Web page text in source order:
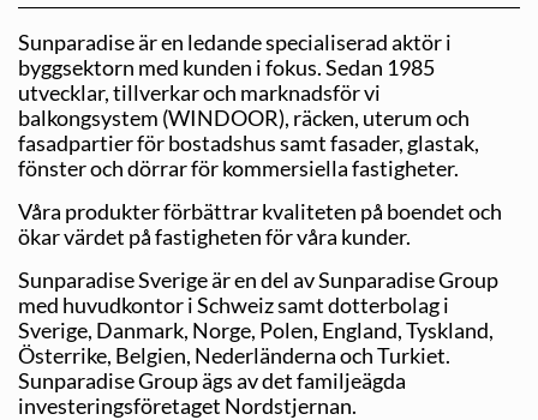
Sunparadise är en ledande specialiserad aktör i
byggsektorn med kunden i fokus. Sedan 1985
utvecklar, tillverkar och marknadsför vi
balkongsystem (WINDOOR), räcken, uterum och
fasadpartier för bostadshus samt fasader, glastak,
fönster och dörrar för kommersiella fastigheter.
Våra produkter förbättrar kvaliteten på boendet och
ökar värdet på fastigheten för våra kunder.
Sunparadise Sverige är en del av Sunparadise Group
med huvudkontor i Schweiz samt dotterbolag i
Sverige, Danmark, Norge, Polen, England, Tyskland,
Österrike, Belgien, Nederländerna och Turkiet.
Sunparadise Group ägs av det familjeägda
investeringsföretaget Nordstjernan.